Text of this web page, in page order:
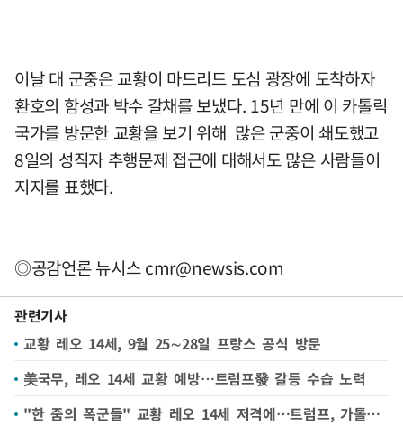
이날 대 군중은 교황이 마드리드 도심 광장에 도착하자
환호의 함성과 박수 갈채를 보냈다. 15년 만에 이 카톨릭
국가를 방문한 교황을 보기 위해 많은 군중이 쇄도했고
8일의 성직자 추행문제 접근에 대해서도 많은 사람들이
지지를 표했다.
◎공감언론 뉴시스cmr@newsis.com
관련기사
교황 레오 14세, 9월 25∼28일 프랑스 공식 방문
美국무, 레오 14세 교황 예방…트럼프發 갈등 수습 노력
"한 줌의 폭군들" 교황 레오 14세 저격에…트럼프, 가톨릭 아동예산 163억 끊었다